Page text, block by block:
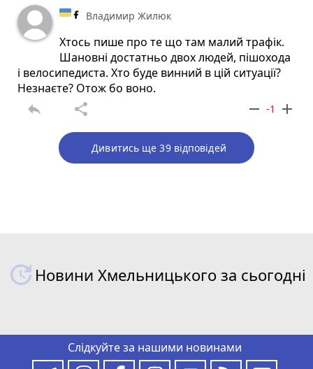
Владимир Жилюк
Хтось пише про те що там малий трафік.
Шановні достатньо двох людей, пішохода
і велосипедиста. Хто буде винний в цій ситуації?
Незнаєте? Отож бо воно.
reply share remove -1 add
Дивитись ще 39 відповідей
Новини Хмельницького за сьогодні
Слідкуйте за нашими новинами